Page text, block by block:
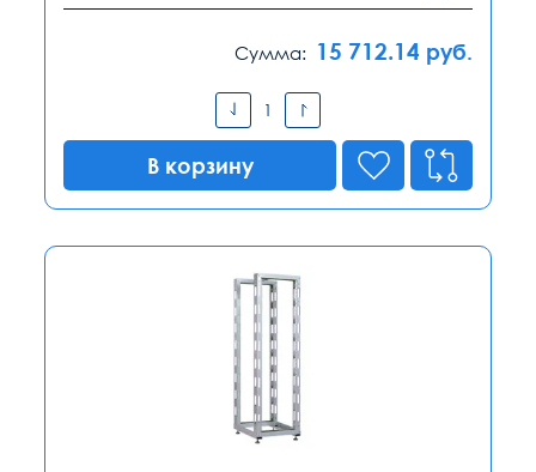
Сумма: 15 712.14 руб.
В корзину